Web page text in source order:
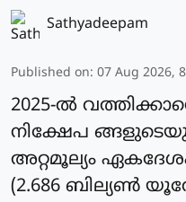
Sathyadeepam
Published on: 07 Aug 2026,
2025-ല്‍
നിക്ഷേപ
അറ്റമൂല്യം
(2.686 ബില്യണ്‍